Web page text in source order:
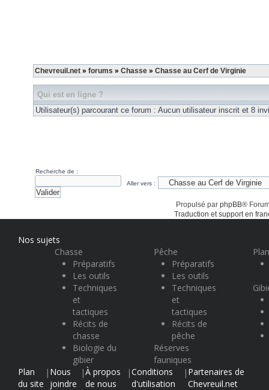
Chevreuil.net » forums » Chasse » Chasse au Cerf de Virginie
Qui est en ligne ?
Utilisateur(s) parcourant ce forum : Aucun utilisateur inscrit et 8
Recherche de :
Aller vers :
Propulsé par phpBB®
Traduction et support en
Nos sujets
Chasse
Préparatifs
Les outils
Techniques
et
tactiques
Récits de
chasse
Biologie du
gibier
Pêche
Préparatifs
Les outils
Techniques
et
tactiques
Récits de
pêche
Réserves
fauniques
Plan
du site
| Nous
joindre
|À propos
de nous
|Conditions
d'utilisation
| Partenaires de
Chevreuil.net